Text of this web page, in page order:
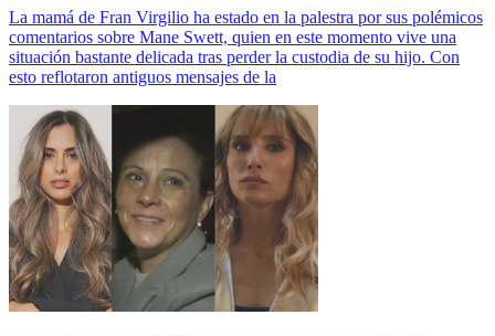
La mamá de Fran Virgilio ha estado en la palestra por sus polémicos
comentarios sobre Mane Swett, quien en este momento vive una
situación bastante delicada tras perder la custodia de su hijo. Con
esto reflotaron antiguos mensajes de la